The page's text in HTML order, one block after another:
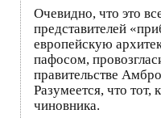
Очевидно, что это
представителей
европейскую
пафосом,
правительстве
Разумеется, что
чиновника.